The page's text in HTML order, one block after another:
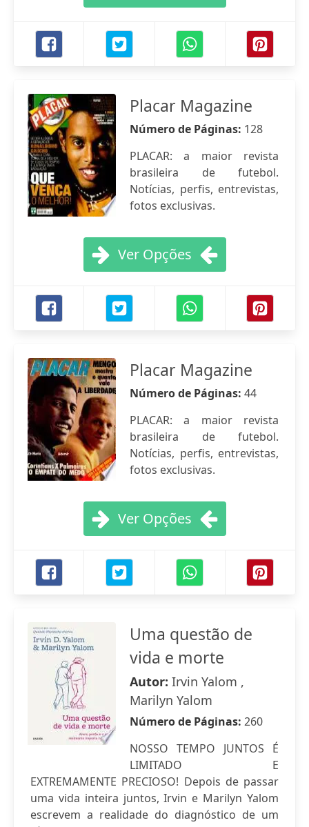
Placar Magazine
Número de Páginas: 128
PLACAR: a maior revista
brasileira de futebol.
Notícias, perfis, entrevistas,
fotos exclusivas.
Ver Opções
Placar Magazine
Número de Páginas: 44
PLACAR: a maior revista
brasileira de futebol.
Notícias, perfis, entrevistas,
fotos exclusivas.
Ver Opções
Uma questão de
vida e morte
Autor: Irvin Yalom ,
Marilyn Yalom
Número de Páginas: 260
NOSSO TEMPO JUNTOS É
LIMITADO E
EXTREMAMENTE PRECIOSO! Depois de passar
uma vida inteira juntos, Irvin e Marilyn Yalom
escrevem a realidade do diagnóstico de um